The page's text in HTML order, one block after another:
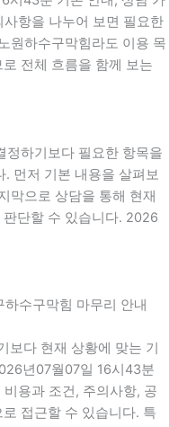
항을 나누어 보면 필요한
원하수구막힘라도 이용 목
전체 흐름을 함께 보는
정하기보다 필요한 항목을
먼저 기본 내용을 살펴보
막으로 상담을 통해 현재
단할 수 있습니다. 2026
수구막힘 마무리 안내
보다 현재 상황에 맞는 기
년07월07일 16시43분
용과 조건, 주의사항, 공
접근할 수 있습니다. 특